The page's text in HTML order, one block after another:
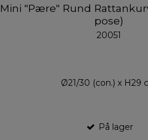
Mini "Pære" Rund
pose)
20051
Ø21/30 (con.) x H29
På lager